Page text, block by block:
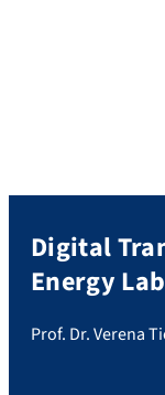
Digital
Energy
Prof. Dr. Verena